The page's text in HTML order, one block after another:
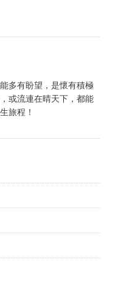
多有盼望，是懷有積極
或流連在晴天下，都能
旅程！